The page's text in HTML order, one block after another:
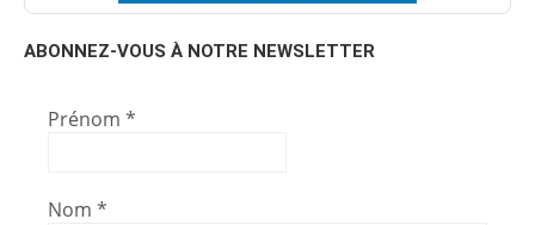
ABONNEZ-VOUS À NOTRE NEWSLETTER
Prénom *
Nom *